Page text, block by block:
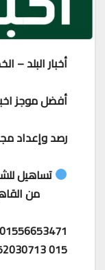
أخبار البلد – الخمبس ١٥
أفضل موجز
رصد وإعداد
تساهيل
من
01556653471
015 52030713